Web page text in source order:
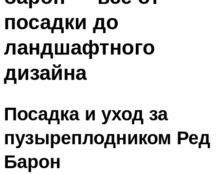
посадки до
ландшафтного
дизайна
Посадка и уход за
пузыреплодником Ред
Барон